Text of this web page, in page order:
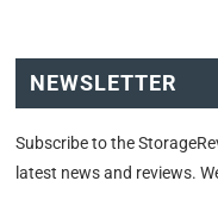
NEWSLETTER
Subscribe to the
latest news and reviews.